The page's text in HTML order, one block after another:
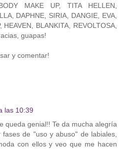
MAKE UP, TITA HELLEN,
DAPHNE, SIRIA, DANGIE, EVA,
HEAVEN, BLANKITA, REVOLTOSA,
guapas!
y comentar!
las 10:39
queda genial!! Te da mucha alegría
de "uso y abuso" de labiales,
con ellos y veo que me hacen